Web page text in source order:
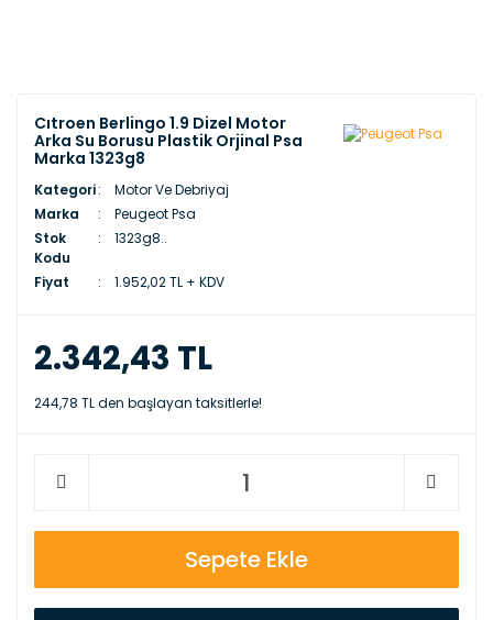
Cıtroen Berlingo 1.9 Dizel Motor
Arka Su Borusu Plastik Orjinal Psa
Marka 1323g8
Kategori
Motor Ve Debriyaj
Marka
Peugeot Psa
Stok
Kodu
1323g8..
Fiyat 1.952,02 TL + KDV
2.342,43 TL
244,78 TL den başlayan taksitlerle!
Sepete Ekle